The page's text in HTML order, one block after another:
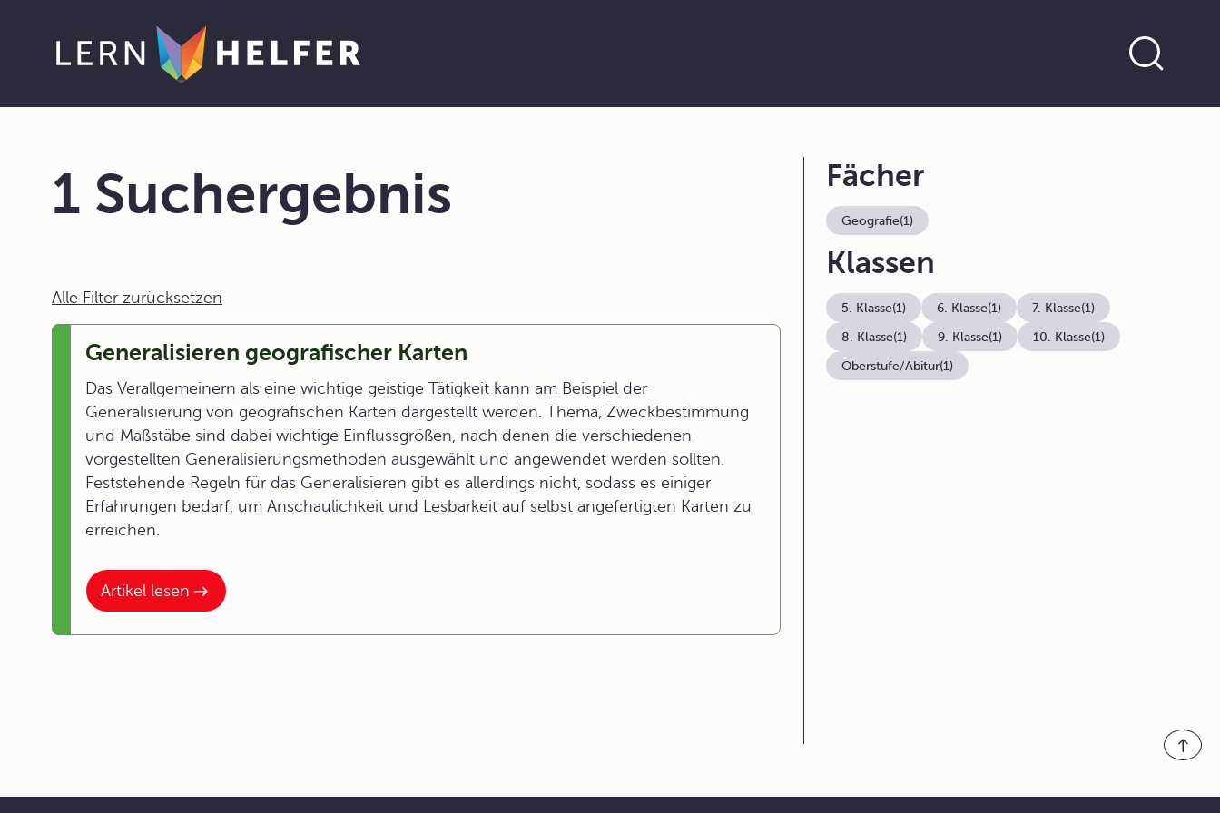
1 Suchergebnis
Alle Filter zurücksetzen
Artikel lesen
Generalisieren geografischer Karten
Das Verallgemeinern als eine wichtige geistige Tätigkeit kann am Beispiel der
Generalisierung von geografischen Karten dargestellt werden. Thema, Zweckbestimmung
und Maßstäbe sind dabei wichtige Einflussgrößen, nach denen die verschiedenen
vorgestellten Generalisierungsmethoden ausgewählt und angewendet werden sollten.
Feststehende Regeln für das Generalisieren gibt es allerdings nicht, sodass es einiger
Erfahrungen bedarf, um Anschaulichkeit und Lesbarkeit auf selbst angefertigten Karten zu
erreichen.
Fächer
Geografie(1)
Klassen
5. Klasse(1) 6. Klasse(1) 7. Klasse(1)
8. Klasse(1) 9. Klasse(1) 10. Klasse(1)
Oberstufe/Abitur(1)